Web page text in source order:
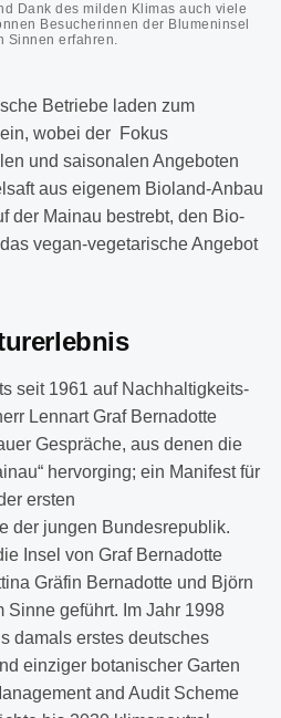
Dank des milden Klimas auch viele
Besucherinnen der Blumeninsel
Sinnen erfahren.
Betriebe laden zum
wobei der Fokus
und saisonalen Angeboten
aus eigenem Bioland-Anbau
der Mainau bestrebt, den Bio-
vegan-vegetarische Angebot
seit 1961 auf Nachhaltigkeits-
Lennart Graf Bernadotte
Gespräche, aus denen die
hervorging; ein Manifest für
ersten
der jungen Bundesrepublik.
Insel von Graf Bernadotte
Gräfin Bernadotte und Björn
Sinne geführt. Im Jahr 1998
damals erstes deutsches
einziger botanischer Garten
and Audit Scheme